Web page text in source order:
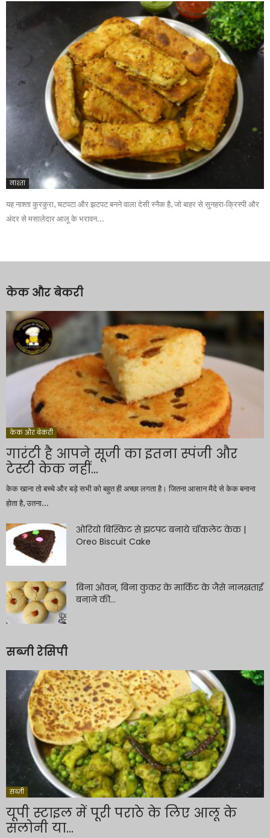
नाश्ता
यह नाश्ता कुरकुरा, चटपटा और झटपट बनने वाला देसी स्नैक है, जो बाहर से सुनहरा-क्रिस्पी और
अंदर से मसालेदार आलू के भरावन...
केक और बेकरी
केक और बेकरी
गारंटी है आपने सूजी का इतना स्पंजी और
टेस्टी केक नहीं...
केक खाना तो बच्चे और बड़े सभी को बहुत ही अच्छा लगता है। जितना आसान मैदे से केक बनाना
होता है, उतना...
ओरियो बिस्किट से झटपट बनाये चॉकलेट केक |
Oreo Biscuit Cake
बिना ओवन, बिना कुकर के मार्किट के जैसे नानखताई
बनाने की...
सब्जी रेसिपी
सब्ज़ी
यूपी स्टाइल में पूरी पराठे के लिए आलू के
सलोनी या...